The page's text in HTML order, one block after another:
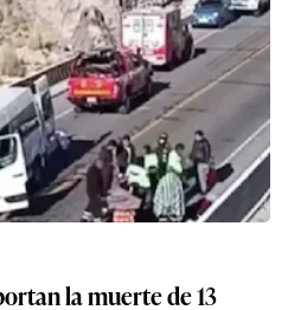
la muerte de 13